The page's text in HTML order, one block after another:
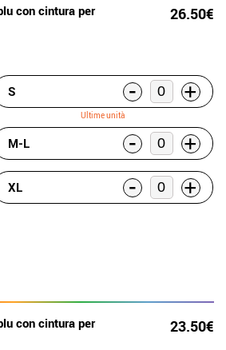
con cintura per 26.50€
S - +
Ultime unità
M-L - +
XL - +
con cintura per 23.50€